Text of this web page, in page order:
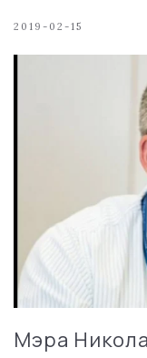
2019-02-15
Мэра